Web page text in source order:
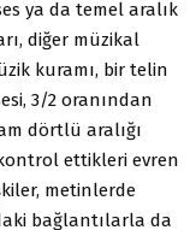
ya da temel aralık
diğer müzikal
kuramı, bir telin
3/2 oranından
dörtlü aralığı
ettikleri evren
metinlerde
bağlantılarla da